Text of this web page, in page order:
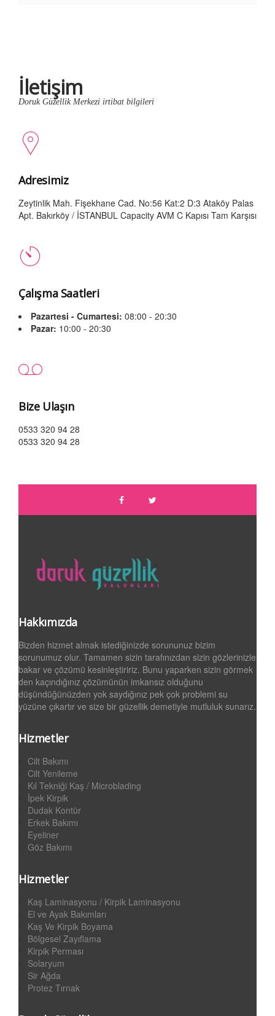
İletişim
Doruk Güzellik Merkezi irtibat bilgileri
Adresimiz
Zeytinlik Mah. Fişekhane Cad. No:56 Kat:2 D:3 Ataköy Palas
Apt. Bakırköy / İSTANBUL Capacity AVM C Kapısı Tam Karşısı
Çalışma Saatleri
Pazartesi - Cumartesi: 08:00 - 20:30
Pazar: 10:00 - 20:30
Bize Ulaşın
0533 320 94 28
0533 320 94 28
Hakkımızda
Bizden hizmet almak istediğinizde sorununuz bizim
sorunumuz olur. Tamamen sizin tarafınızdan sizin gözlerinizle
bakar ve çözümü kesinleştiririz. Bunu yaparken sizin görmek
den kaçındığınız çözümünün imkansız olduğunu
düşündüğünüzden yok saydığınız pek çok problemi su
yüzüne çıkartır ve size bir güzellik demetiyle mutluluk sunarız.
Hizmetler
Cilt Bakımı
Cilt Yenileme
Kıl Tekniği Kaş / Microblading
İpek Kirpik
Dudak Kontür
Erkek Bakımı
Eyeliner
Göz Bakımı
Hizmetler
Kaş Laminasyonu / Kirpik Laminasyonu
El ve Ayak Bakımları
Kaş Ve Kirpik Boyama
Bölgesel Zayıflama
Kirpik Perması
Solaryum
Sir Ağda
Protez Tırnak